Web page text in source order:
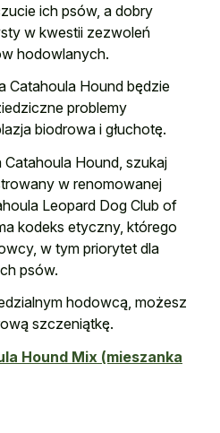
ich psów, a dobry
w kwestii zezwoleń
hodowlanych.
Catahoula Hound będzie
problemy
biodrowa i głuchotę.
Hound, szukaj
w renomowanej
Leopard Dog Club of
kodeks etyczny, którego
w tym priorytet dla
psów.
hodowcą, możesz
szczeniątkę.
Hound Mix (mieszanka